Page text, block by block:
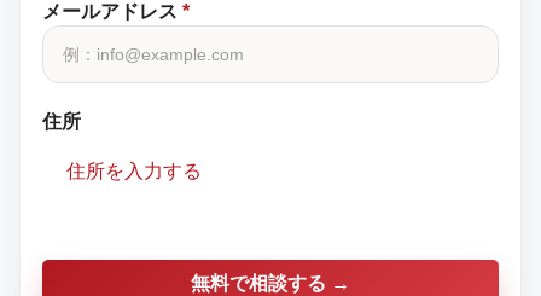
メールアドレス *
住所
住所を入力する
無料で相談する